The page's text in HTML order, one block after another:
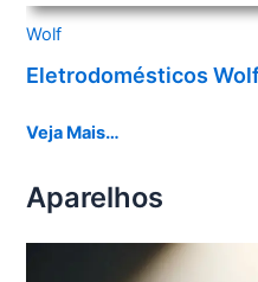
Wolf
Eletrodomésticos
Veja Mais…
Aparelhos